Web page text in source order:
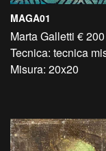
MAGA01
Marta Galletti € 200
Tecnica: tecnica
Misura: 20x20